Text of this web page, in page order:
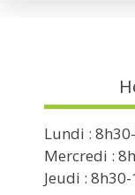
Lundi :
Mercredi :
Jeudi :